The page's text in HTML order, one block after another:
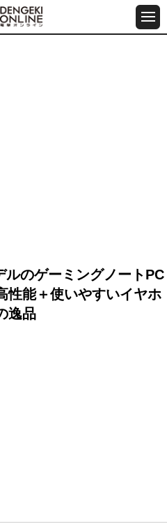
ルのゲーミングノートPC
性能＋使いやすいイヤホ
逸品